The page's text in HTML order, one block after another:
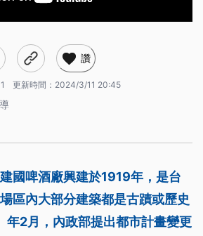
讚
更新時間： 2024/3/11 20:45
國啤酒廠興建於1919年，是台
區內大部分建築都是古蹟或歷史
2月，內政部提出都市計畫變更